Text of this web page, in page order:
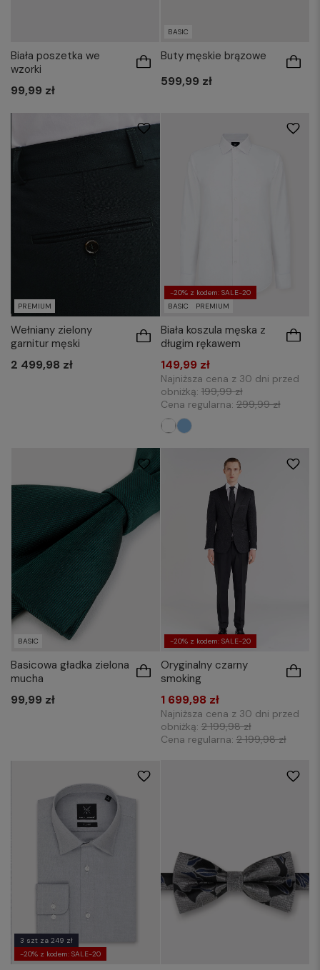
Biała poszetka we
wzorki
99,99 zł
BASIC
Buty męskie brązowe
599,99 zł
PREMIUM
Wełniany zielony
garnitur męski
2 499,98 zł
-20% z kodem: SALE-20
BASIC
PREMIUM
41-42/164-170
41-42/188-194
Biała koszula męska z
długim rękawem
149,99 zł
Najniższa cena z 30 dni przed
obniżką:199,99 zł
Cena regularna:299,99 zł
BASIC
Basicowa gładka zielona
mucha
99,99 zł
-20% z kodem: SALE-20
Oryginalny czarny
smoking
1 699,98 zł
Najniższa cena z 30 dni przed
obniżką:2 199,98 zł
Cena regularna:2 199,98 zł
3 szt za 249 zł
-20% z kodem: SALE-20